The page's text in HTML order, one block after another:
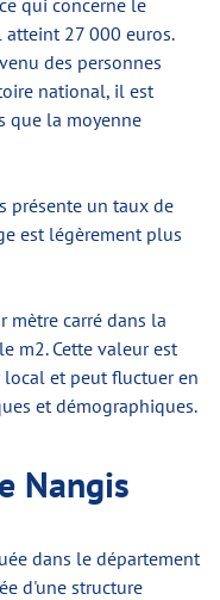
qui concerne le
27 000 euros.
des personnes
national, il est
que la moyenne
présente un taux de
est légèrement plus
mètre carré dans la
m2. Cette valeur est
et peut fluctuer en
et démographiques.
Nangis
dans le département
d'une structure